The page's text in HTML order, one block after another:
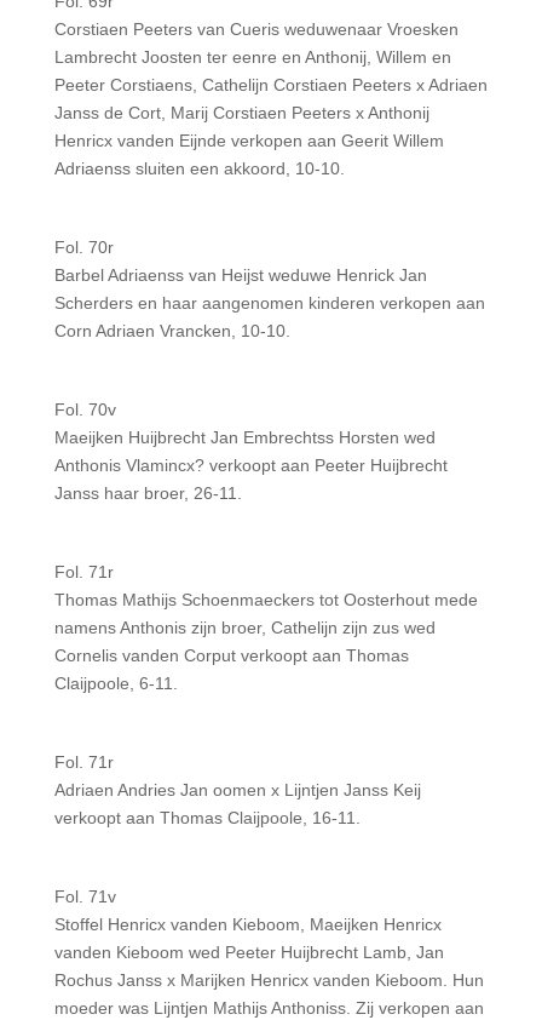
Corstiaen Peeters van Cueris weduwenaar Vroesken
Lambrecht Joosten ter eenre en Anthonij, Willem en
Peeter Corstiaens, Cathelijn Corstiaen Peeters x Adriaen
Janss de Cort, Marij Corstiaen Peeters x Anthonij
Henricx vanden Eijnde verkopen aan Geerit Willem
Adriaenss sluiten een akkoord, 10-10.
Fol. 70r
Barbel Adriaenss van Heijst weduwe Henrick Jan
Scherders en haar aangenomen kinderen verkopen aan
Corn Adriaen Vrancken, 10-10.
Fol. 70v
Maeijken Huijbrecht Jan Embrechtss Horsten wed
Anthonis Vlamincx? verkoopt aan Peeter Huijbrecht
Janss haar broer, 26-11.
Fol. 71r
Thomas Mathijs Schoenmaeckers tot Oosterhout mede
namens Anthonis zijn broer, Cathelijn zijn zus wed
Cornelis vanden Corput verkoopt aan Thomas
Claijpoole, 6-11.
Fol. 71r
Adriaen Andries Jan oomen x Lijntjen Janss Keij
verkoopt aan Thomas Claijpoole, 16-11.
Fol. 71v
Stoffel Henricx vanden Kieboom, Maeijken Henricx
vanden Kieboom wed Peeter Huijbrecht Lamb, Jan
Rochus Janss x Marijken Henricx vanden Kieboom. Hun
moeder was Lijntjen Mathijs Anthoniss. Zij verkopen aan